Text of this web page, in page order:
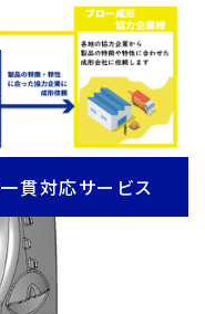
貫対応サービス